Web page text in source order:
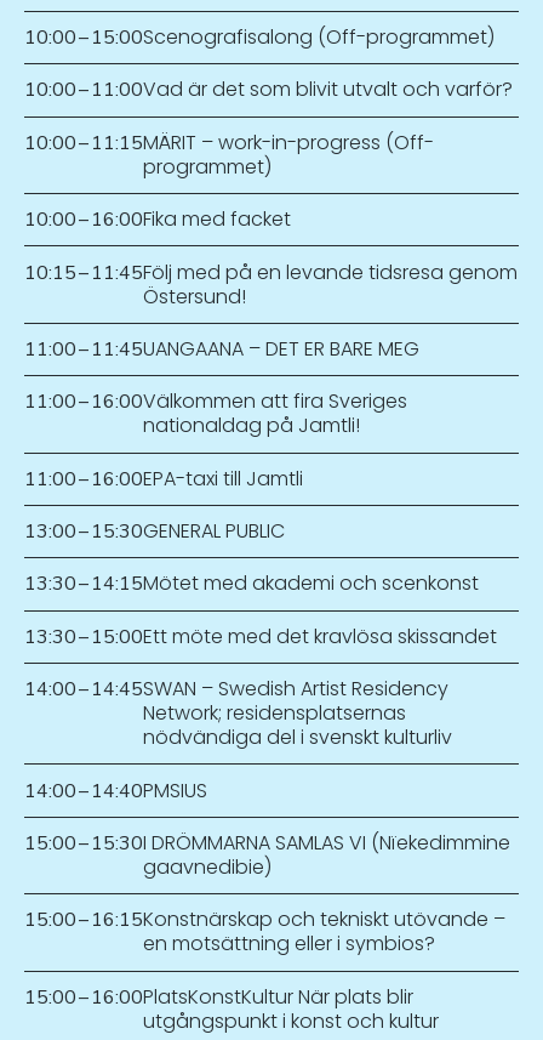
10:00–15:00Scenografisalong (Off-programmet)
10:00–11:00Vad är det som blivit utvalt och varför?
10:00–11:15MÄRIT – work-in-progress (Off-
programmet)
10:00–16:00Fika med facket
10:15–11:45Följ med på en levande tidsresa genom
Östersund!
11:00–11:45UANGAANA – DET ER BARE MEG
11:00–16:00Välkommen att fira Sveriges
nationaldag på Jamtli!
11:00–16:00EPA-taxi till Jamtli
13:00–15:30GENERAL PUBLIC
13:30–14:15Mötet med akademi och scenkonst
13:30–15:00Ett möte med det kravlösa skissandet
14:00–14:45SWAN – Swedish Artist Residency
Network; residensplatsernas
nödvändiga del i svenskt kulturliv
14:00–14:40PMSIUS
15:00–15:30I DRÖMMARNA SAMLAS VI (Nïekedimmine
gaavnedibie)
15:00–16:15Konstnärskap och tekniskt utövande –
en motsättning eller i symbios?
15:00–16:00PlatsKonstKultur När plats blir
utgångspunkt i konst och kultur